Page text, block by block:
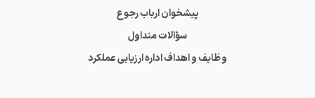
پیشخوان ارباب رجوع
سؤالات متداول
وظایف و اهداف اداره ارزیابی عملکرد